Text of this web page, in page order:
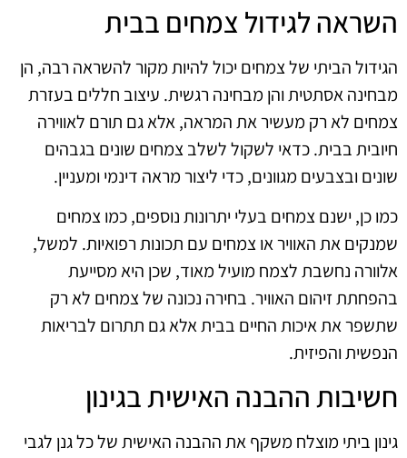
השראה לגידול צמחים בבית
הגידול הביתי של צמחים יכול להיות מקור להשראה רבה, הן
מבחינה אסתטית והן מבחינה רגשית. עיצוב חללים בעזרת
צמחים לא רק מעשיר את המראה, אלא גם תורם לאווירה
חיובית בבית. כדאי לשקול לשלב צמחים שונים בגבהים
שונים ובצבעים מגוונים, כדי ליצור מראה דינמי ומעניין.
כמו כן, ישנם צמחים בעלי יתרונות נוספים, כמו צמחים
שמנקים את האוויר או צמחים עם תכונות רפואיות. למשל,
אלוורה נחשבת לצמח מועיל מאוד, שכן היא מסייעת
בהפחתת זיהום האוויר. בחירה נכונה של צמחים לא רק
שתשפר את איכות החיים בבית אלא גם תתרום לבריאות
הנפשית והפיזית.
חשיבות ההבנה האישית בגינון
גינון ביתי מוצלח משקף את ההבנה האישית של כל גנן לגבי